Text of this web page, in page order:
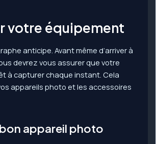
votre équipement
anticipe. Avant même d’arriver à
devrez vous assurer que votre
à capturer chaque instant. Cela
appareils photo et les accessoires
appareil photo